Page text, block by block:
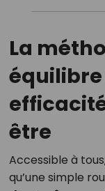
La
être
Accessible à
qu’une simple